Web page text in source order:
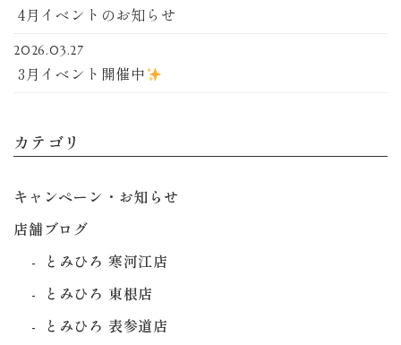
4月イベントのお知らせ
2026.03.27
3月イベント開催中
カテゴリ
キャンペーン・お知らせ
店舗ブログ
とみひろ 寒河江店
とみひろ 東根店
とみひろ 表参道店